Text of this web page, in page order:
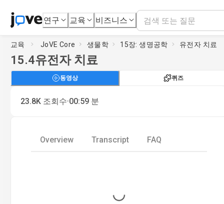
연구 교육 비즈니스
교육 JoVE Core 생물학 15장: 생명공학 유전자 치료
15.4유전자 치료
동영상 퀴즈
23.8K 조회수·00:59 분
Overview Transcript FAQ
Loading...